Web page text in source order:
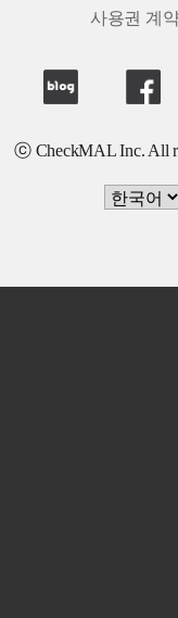
사용권 계약서
ⓒ CheckMAL Inc. All